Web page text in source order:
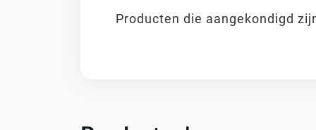
Producten die aangekondigd